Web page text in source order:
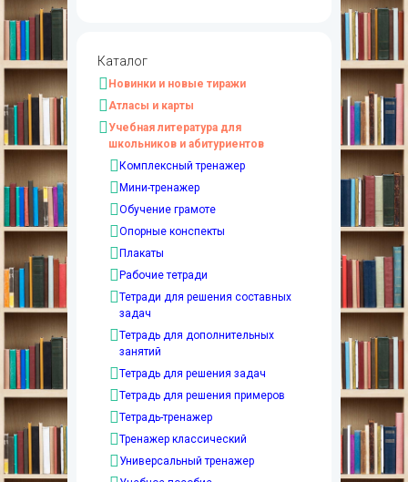
Каталог
Новинки и новые тиражи
Атласы и карты
Учебная литература для
школьников и абитуриентов
Комплексный тренажер
Мини-тренажер
Обучение грамоте
Опорные конспекты
Плакаты
Рабочие тетради
Тетради для решения составных
задач
Тетрадь для дополнительных
занятий
Тетрадь для решения задач
Тетрадь для решения примеров
Тетрадь-тренажер
Тренажер классический
Универсальный тренажер